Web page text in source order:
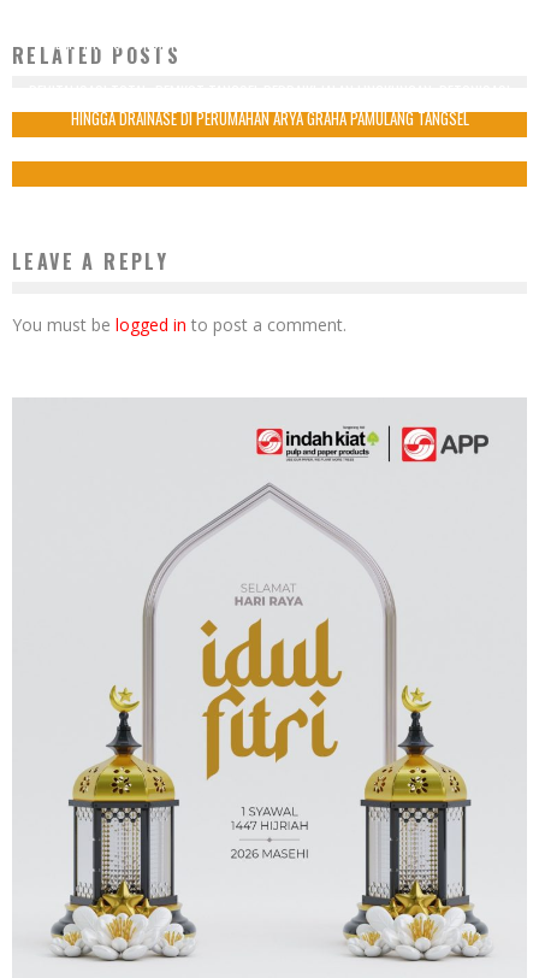
RELATED POSTS
PILAR TINJAU PEMBANGUNAN SMPN 18 TANGSEL, PASTIKAN INFRASTRUKTUR
HINGGA DRAINASE DI PERUMAHAN ARYA GRAHA PAMULANG TANGSEL
LEAVE A REPLY
You must be logged in to post a comment.